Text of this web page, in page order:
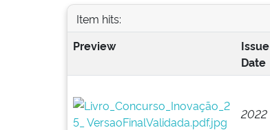
Item hits:
Preview
Issue
Date
2022